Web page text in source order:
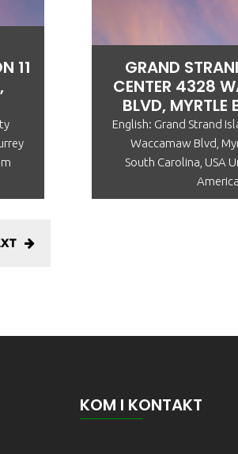
11
GRAND
CENTER 4328
BLVD, MYRTLE
English: Grand Strand
Waccamaw Blvd,
South Carolina, USA
America
KOM I KONTAKT